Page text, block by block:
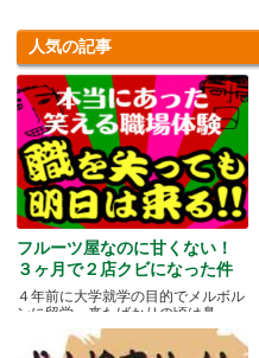
人気の記事
フルーツ屋なのに甘くない！
３ヶ月で２店クビになった件
４年前に大学就学の目的でメルボル
ンに留学。来たばかりの頃は鼻.....